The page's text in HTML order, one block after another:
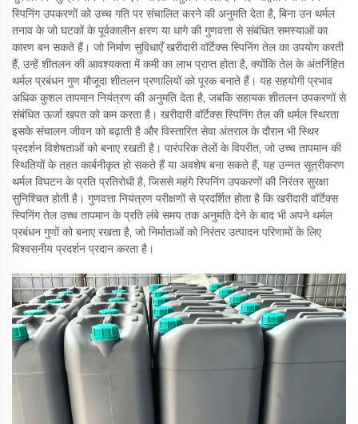
स्पिनिंग उपकरणों को उच्च गति पर संचालित करने की अनुमति देता है, बिना उन थर्मल
तनाव के जो घटकों के पूर्वकालीन क्षरण या धागे की गुणवत्ता से संबंधित समस्याओं का
कारण बन सकते हैं। जो निर्माण सुविधाएँ खरीदारी वॉर्टेक्स स्पिनिंग तेल का उपयोग करती
हैं, उन्हें शीतलन की आवश्यकता में कमी का लाभ प्राप्त होता है, क्योंकि तेल के अंतर्निहित
थर्मल प्रबंधन गुण मौजूदा शीतलन प्रणालियों को पूरक बनाते हैं। यह सहयोगी प्रभाव
अधिक कुशल तापमान नियंत्रण की अनुमति देता है, जबकि सहायक शीतलन उपकरणों से
संबंधित ऊर्जा खपत को कम करता है। खरीदारी वॉर्टेक्स स्पिनिंग तेल की थर्मल स्थिरता
इसके संचालन जीवन को बढ़ाती है और विस्तारित सेवा अंतराल के दौरान भी स्थिर
प्रदर्शन विशेषताओं को बनाए रखती है। पारंपरिक तेलों के विपरीत, जो उच्च तापमान की
स्थितियों के तहत कार्बनीकृत हो सकते हैं या अवशेष बना सकते हैं, यह उन्नत सूत्रीकरण
थर्मल विघटन के प्रति प्रतिरोधी है, जिससे महंगे स्पिनिंग उपकरणों की निरंतर सुरक्षा
सुनिश्चित होती है। गुणवत्ता नियंत्रण परीक्षणों से प्रदर्शित होता है कि खरीदारी वॉर्टेक्स
स्पिनिंग तेल उच्च तापमान के प्रति लंबे समय तक अनुमति देने के बाद भी अपने थर्मल
प्रबंधन गुणों को बनाए रखता है, जो निर्माताओं को निरंतर उत्पादन परिणामों के लिए
विश्वसनीय प्रदर्शन प्रदान करता है।